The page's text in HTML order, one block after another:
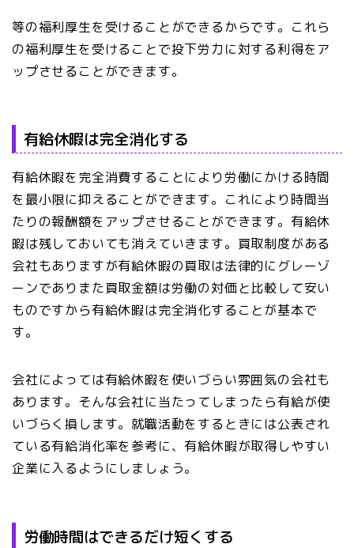
等の福利厚生を受けることができるからです。これら
の福利厚生を受けることで投下労力に対する利得をア
ップさせることができます。
有給休暇は完全消化する
有給休暇を完全消費することにより労働にかける時間
を最小限に抑えることができます。これにより時間当
たりの報酬額をアップさせることができます。有給休
暇は残しておいても消えていきます。買取制度がある
会社もありますが有給休暇の買取は法律的にグレーゾ
ーンでありまた買取金額は労働の対価と比較して安い
ものですから有給休暇は完全消化することが基本で
す。
会社によっては有給休暇を使いづらい雰囲気の会社も
あります。そんな会社に当たってしまったら有給が使
いづらく損します。就職活動をするときには公表され
ている有給消化率を参考に、有給休暇が取得しやすい
企業に入るようにしましょう。
労働時間はできるだけ短くする